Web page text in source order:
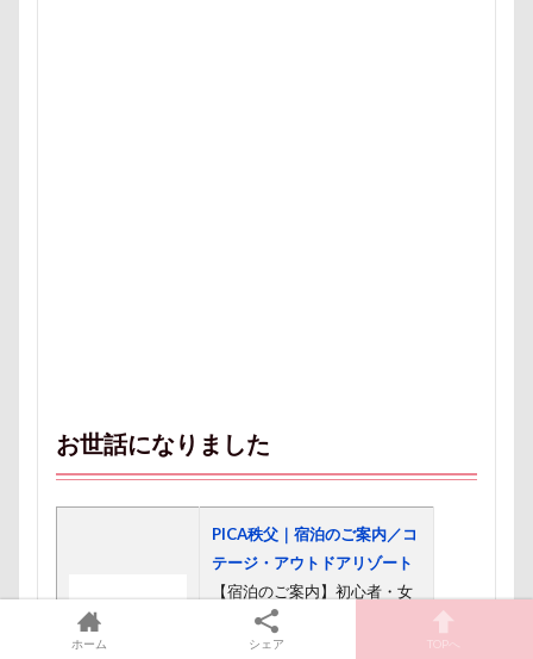
お世話になりました
PICA秩父｜宿泊のご案内／コ
テージ・アウトドアリゾート
【宿泊のご案内】初心者・女
性・子供も満足のアウトドア
フィールド『PICA秩父』。長
ホーム シェア TOPへ
ニコちゃん
ニコくん
ナナちゃん
ナツメちゃん
ナッキーくん
ナイトくん
ハイジちゃん
ハイタッチ
ハンコ
バウンサー
バイ貝
ハーネス
ハンモック